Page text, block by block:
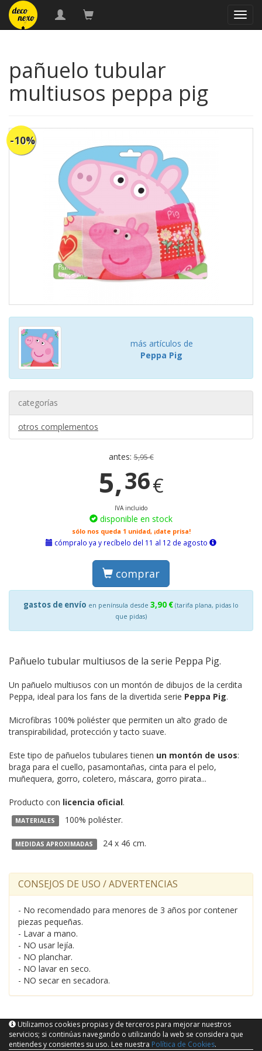
pañuelo tubular
multiusos peppa pig
-10%
más artículos de
Peppa Pig
categorías
otros complementos
antes:5,95 €
5,36€
IVA incluido
disponible en stock
sólo nos queda 1 unidad, ¡date prisa!
cómpralo ya y recíbelo del 11 al 12 de agosto
comprar
gastos de envío en península desde 3,90 € (tarifa plana, pidas lo
que pidas)
Pañuelo tubular multiusos de la serie Peppa Pig.
Un pañuelo multiusos con un montón de dibujos de la cerdita
Peppa, ideal para los fans de la divertida serie Peppa Pig.
Microfibras 100% poliéster que permiten un alto grado de
transpirabilidad, protección y tacto suave.
Este tipo de pañuelos tubulares tienen un montón de usos:
braga para el cuello, pasamontañas, cinta para el pelo,
muñequera, gorro, coletero, máscara, gorro pirata...
Producto con licencia oficial.
MATERIALES 100% poliéster.
MEDIDAS APROXIMADAS 24 x 46 cm.
CONSEJOS DE USO / ADVERTENCIAS
- No recomendado para menores de 3 años por contener
piezas pequeñas.
- Lavar a mano.
- NO usar lejía.
- NO planchar.
- NO lavar en seco.
- NO secar en secadora.
Utilizamos cookies propias y de terceros para mejorar nuestros
servicios; si continúas navegando o utilizando la web se considera que
entiendes y consientes su uso. Lee nuestra Política de Cookies.